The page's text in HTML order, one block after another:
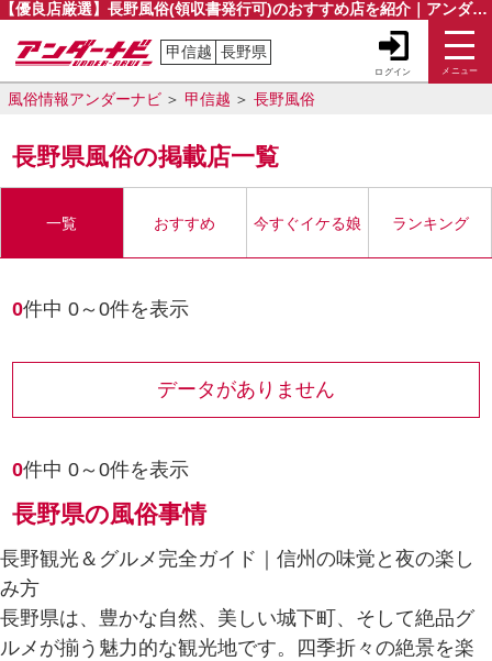
【優良店厳選】長野風俗(領収書発行可)のおすすめ店を紹介｜アンダーナビ
甲信越 長野県
ログイン メニュー
風俗情報アンダーナビ 甲信越 長野風俗
長野県風俗の掲載店一覧
一覧 おすすめ 今すぐイケる娘 ランキング
0件中0～0件を表示
データがありません
0件中0～0件を表示
長野県の風俗事情
長野観光＆グルメ完全ガイド｜信州の味覚と夜の楽し
み方
長野県は、豊かな自然、美しい城下町、そして絶品グ
ルメが揃う魅力的な観光地です。四季折々の絶景を楽